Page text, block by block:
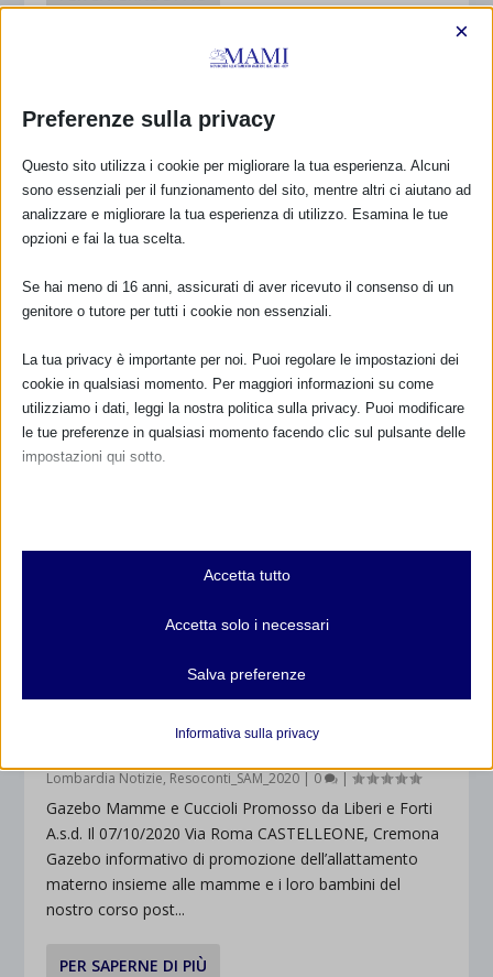
SAM 2020 ON LINE DA FIRENZE CON
RESOCONTO
diMonia Scarton|
PER SAPERNE DI PIÙ
SAM 2020 A CREMONA CON RESOCONTO
Lombardia Notizie, Resoconti_SAM_2020 | 0 |
Gazebo Mamme e Cuccioli Promosso da Liberi e Forti
A.s.d. Il 07/10/2020 Via Roma CASTELLEONE, Cremona
Gazebo informativo di promozione dell’allattamento
materno insieme alle mamme e i loro bambini del
nostro corso post...
PER SAPERNE DI PIÙ
Preferenze sulla privacy
×
Questo sito utilizza i cookie per migliorare la tua esperienza. Alcuni
sono essenziali per il funzionamento del sito, mentre altri ci aiutano ad
analizzare e migliorare la tua esperienza di utilizzo. Esamina le tue
opzioni e fai la tua scelta.
Se hai meno di 16 anni, assicurati di aver ricevuto il consenso di un
genitore o tutore per tutti i cookie non essenziali.
La tua privacy è importante per noi. Puoi regolare le impostazioni dei
cookie in qualsiasi momento. Per maggiori informazioni su come
utilizziamo i dati, leggi la nostra politica sulla privacy. Puoi modificare
le tue preferenze in qualsiasi momento facendo clic sul pulsante delle
impostazioni qui sotto.
Essenziali
I cookie e i servizi essenziali abilitano le funzioni di base e sono
e servizi non richiedono il consenso dell'utente secondo il GDPR.
wordpress_test_cookie
wp-settings-*
wp-settings-time-*
Analitici
interagiscono con il nostro sito web.
Mostra dettagli
_ga
Altri servizi
Questa categoria include tutti i cookie, i domini e i servizi che non
rientrano nelle altre categorie specifiche o che non sono stati
esplicitamente categorizzati.
Accetta tutto
Accetta solo i necessari
Salva preferenze
Informativa sulla privacy